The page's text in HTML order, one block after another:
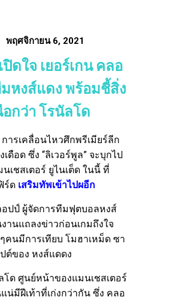
พฤศจิกายน 6, 2021
ดใจ เยอร์เกน คลอ
หงส์แดง พร้อมชี้สิ่ง
กว่า โรนัลโด
การเคลื่อนไหวศึกพรีเมียร์ลีก
ดือด ซึ่ง “ลิเวอร์พูล” จะบุกไป
นเชสเตอร์ ยูไนเต็ด ในนี้ ที่
ร์ด เสริมทัพเข้าไปผอีก
อปป์ ผู้จัดการทีมฟุตบอลหงส์
านแถลงข่าวก่อนเกมถึงใจ
นมีการเทียบ โมฮาเหม็ด ซา
ต์ของ หงส์แดดง
โด ศูนย์หน้าของแมนเชสเตอร์
น่มีฝีเท้าที่เก่งกว่ากัน ซึ่ง คลอ